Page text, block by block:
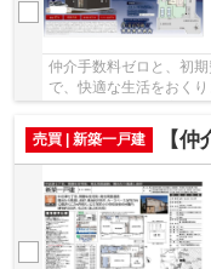
仲介手数料ゼロと、初
で、快適な生活をおく
中でも、住居は充実し
売買 | 新築一戸建
【仲